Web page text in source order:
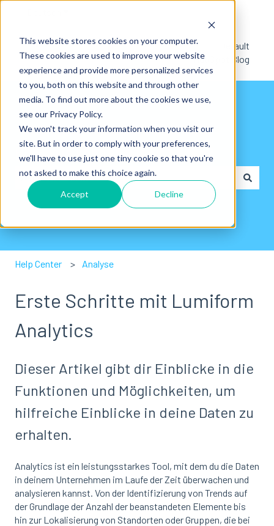
This website stores cookies on your computer.
These cookies are used to improve your website
experience and provide more personalized services
to you, both on this website and through other
media. To find out more about the cookies we use,
see our Privacy Policy.
We won't track your information when you visit our
site. But in order to comply with your preferences,
we'll have to use just one tiny cookie so that you're
not asked to make this choice again.
Accept Decline
Default
HubSpot Blog
Hi👋. Wie können wir dir helfen?
Es gibt keine Vorschläge, da das Suchfeld leer ist.
Help Center Analyse
Erste Schritte mit Lumiform
Analytics
Dieser Artikel gibt dir Einblicke in die
Funktionen und Möglichkeiten, um
hilfreiche Einblicke in deine Daten zu
erhalten.
Analytics ist ein leistungsstarkes Tool, mit dem du die Daten
in deinem Unternehmen im Laufe der Zeit überwachen und
analysieren kannst. Von der Identifizierung von Trends auf
der Grundlage der Anzahl der beanstandeten Elemente bis
hin zur Lokalisierung von Standorten oder Gruppen, die bei